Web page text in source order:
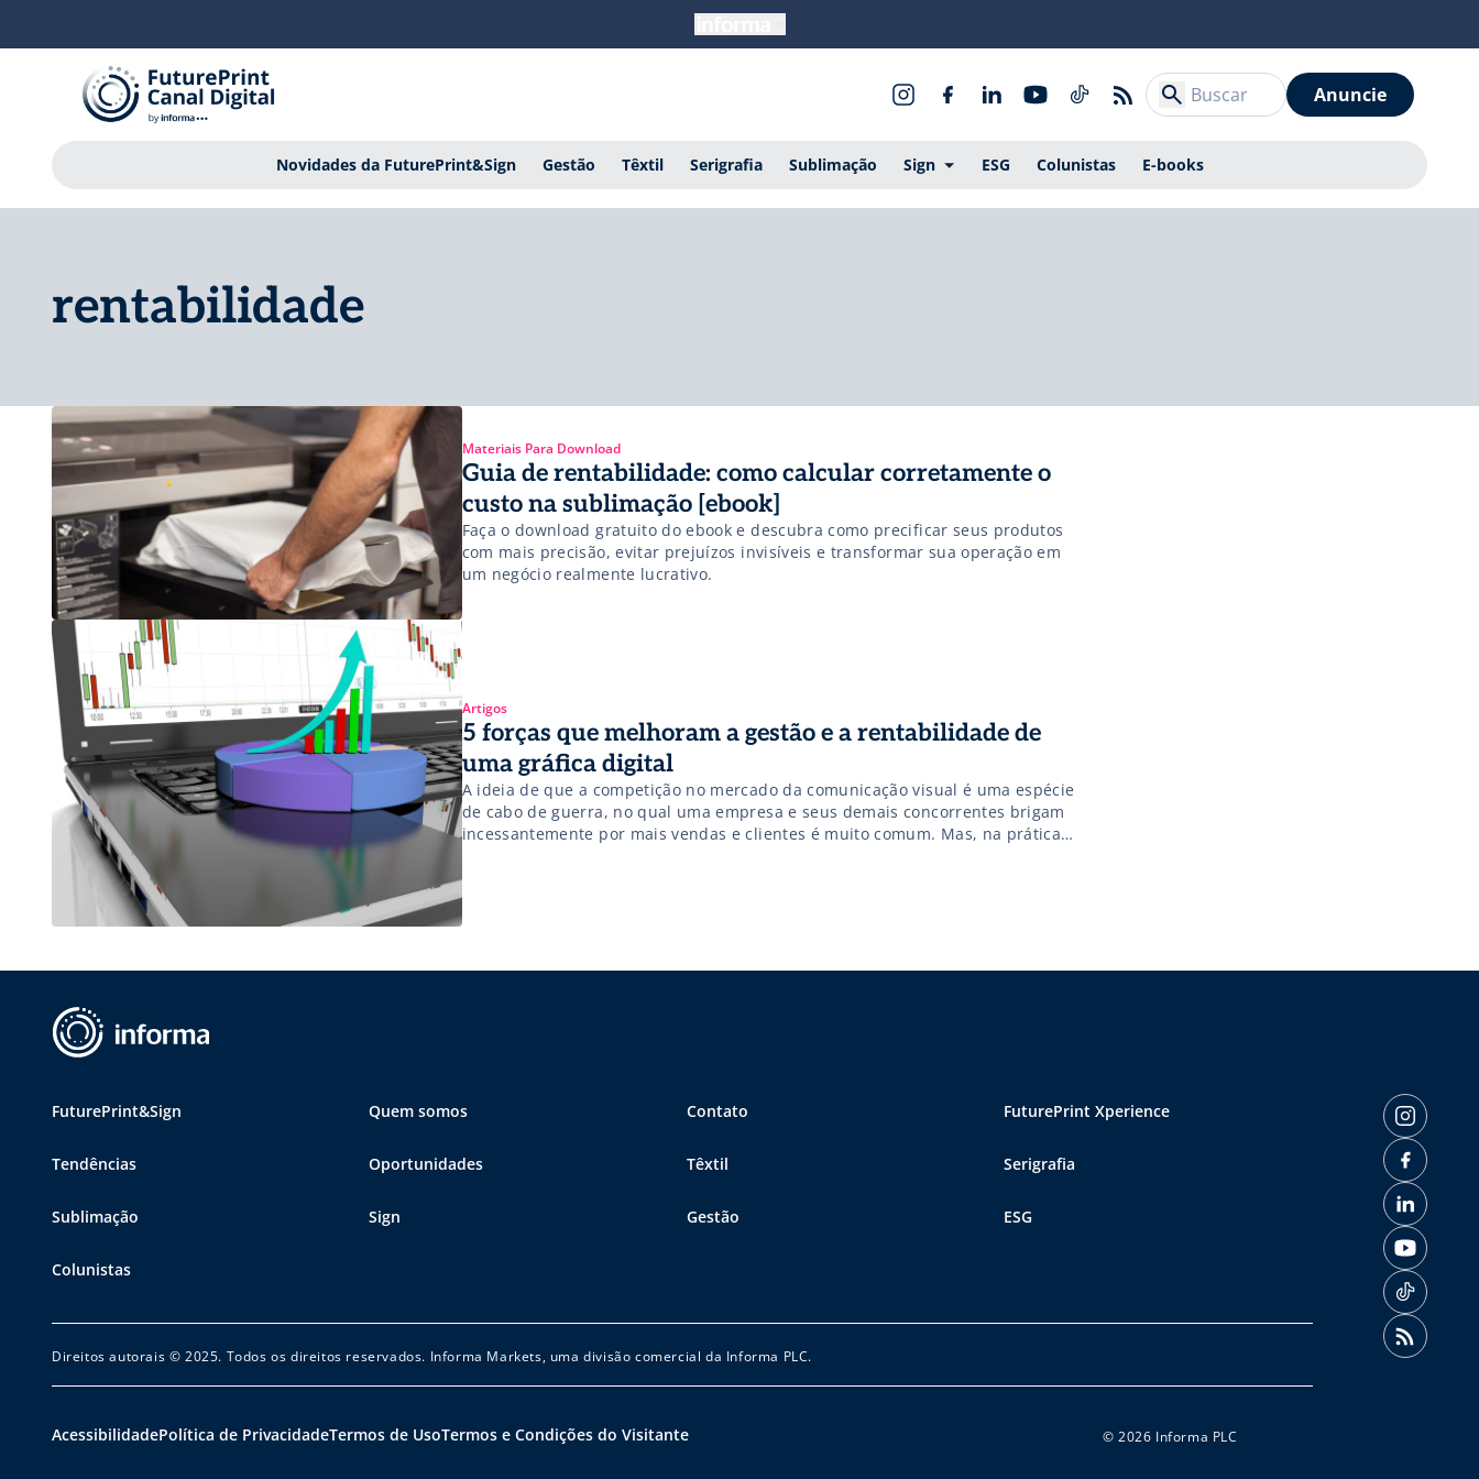
Anuncie
Novidades da FuturePrint&Sign Gestão Têxtil Serigrafia Sublimação Sign ESG Colunistas E-books
rentabilidade
Materiais Para Download
Guia de rentabilidade: como calcular corretamente o
custo na sublimação [ebook]
Faça o download gratuito do ebook e descubra como precificar seus produtos
com mais precisão, evitar prejuízos invisíveis e transformar sua operação em
um negócio realmente lucrativo.
Artigos
5 forças que melhoram a gestão e a rentabilidade de
uma gráfica digital
A ideia de que a competição no mercado da comunicação visual é uma espécie
de cabo de guerra, no qual uma empresa e seus demais concorrentes brigam
incessantemente por mais vendas e clientes é muito comum. Mas, na prática,
Porter – considerado atualmente o […]
FuturePrint&Sign Quem somos Contato FuturePrint Xperience
Tendências Oportunidades Têxtil Serigrafia
Sublimação Sign Gestão ESG
Colunistas
Direitos autorais © 2025. Todos os direitos reservados. Informa Markets, uma divisão comercial da Informa PLC.
AcessibilidadePolítica de PrivacidadeTermos de UsoTermos e Condições do Visitante © 2026 Informa PLC